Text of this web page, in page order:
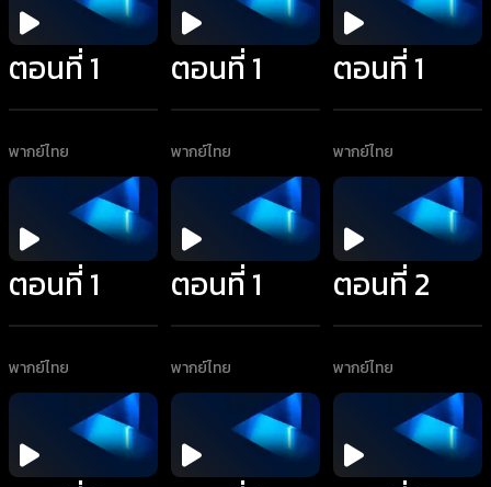
ตอนที่ 1
พากย์ไทย
ตอนที่ 1
พากย์ไทย
ตอนที่ 1
พากย์ไทย
ตอนที่ 1
พากย์ไทย
ตอนที่ 1
พากย์ไทย
ตอนที่ 2
พากย์ไทย